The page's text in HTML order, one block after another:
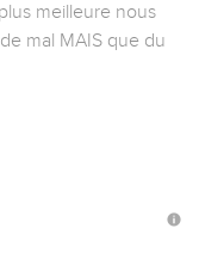
meilleure nous
mal MAIS que du